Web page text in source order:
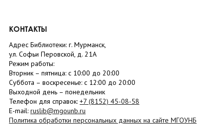
КОНТАКТЫ
Адрес Библиотеки: г. Мурманск,
ул. Софьи Перовской, д. 21А
Режим работы:
Вторник – пятница: с 10:00 до 20:00
Суббота – воскресенье: c 12:00 до 20:00
Выходной день – понедельник
Телефон для справок: +7 (8152) 45-08-58
E-mail: ruslib@mgounb.ru
Политика обработки персональных данных на сайте МГОУНБ